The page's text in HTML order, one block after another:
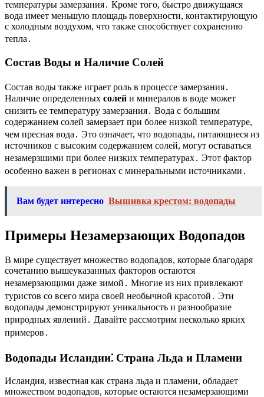
температуры замерзания․ Кроме того, быстро движущаяся
вода имеет меньшую площадь поверхности, контактирующую
с холодным воздухом, что также способствует сохранению
тепла․
Состав Воды и Наличие Солей
Состав воды также играет роль в процессе замерзания․
Наличие определенных солей и минералов в воде может
снизить ее температуру замерзания․ Вода с большим
содержанием солей замерзает при более низкой температуре,
чем пресная вода․ Это означает, что водопады, питающиеся из
источников с высоким содержанием солей, могут оставаться
незамерзшими при более низких температурах․ Этот фактор
особенно важен в регионах с минеральными источниками․
Вам будет интересно Вышивка крестом: водопады
Примеры Незамерзающих Водопадов
В мире существует множество водопадов, которые благодаря
сочетанию вышеуказанных факторов остаются
незамерзающими даже зимой․ Многие из них привлекают
туристов со всего мира своей необычной красотой․ Эти
водопады демонстрируют уникальность и разнообразие
природных явлений․ Давайте рассмотрим несколько ярких
примеров․
Водопады Исландии⁚ Страна Льда и Пламени
Исландия, известная как страна льда и пламени, обладает
множеством водопадов, которые остаются незамерзающими